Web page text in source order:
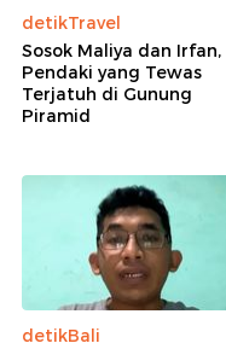
detikTravel
Sosok Maliya dan Irfan,
Pendaki yang Tewas
Terjatuh di Gunung
Piramid
detikBali